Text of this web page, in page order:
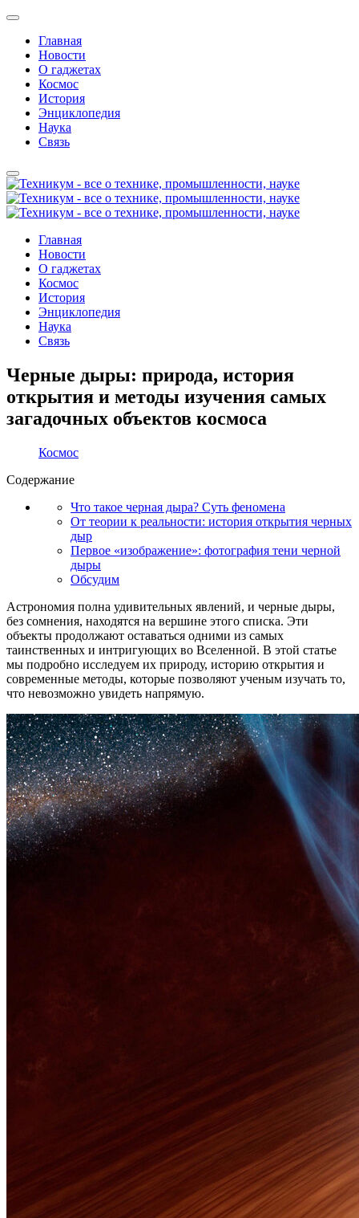
Главная
Новости
О гаджетах
Космос
История
Энциклопедия
Наука
Связь
Главная
Новости
О гаджетах
Космос
История
Энциклопедия
Наука
Связь
Черные дыры: природа, история
открытия и методы изучения самых
загадочных объектов космоса
Космос
Содержание
Что такое черная дыра? Суть феномена
От теории к реальности: история открытия черных
дыр
Первое «изображение»: фотография тени черной
дыры
Обсудим
Астрономия полна удивительных явлений, и черные дыры,
без сомнения, находятся на вершине этого списка. Эти
объекты продолжают оставаться одними из самых
таинственных и интригующих во Вселенной. В этой статье
мы подробно исследуем их природу, историю открытия и
современные методы, которые позволяют ученым изучать то,
что невозможно увидеть напрямую.